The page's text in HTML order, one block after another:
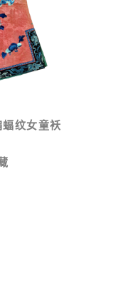
纹女童袄